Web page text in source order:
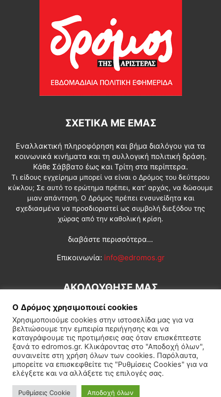
ΣΧΕΤΙΚΆ ΜΕ ΕΜΆΣ
Εναλλακτική πληροφόρηση και βήμα διαλόγου για τα
κοινωνικά κινήματα και τη συλλογική πολιτική δράση.
Κάθε Σάββατο έως και Τρίτη στα περίπτερα.
Τι είδους εγχείρημα μπορεί να είναι ο Δρόμος του δεύτερου
κύκλου; Σε αυτό το ερώτημα πρέπει, κατ’ αρχάς, να δώσουμε
μιαν απάντηση. Ο Δρόμος πρέπει ενσυνείδητα και
σχεδιασμένα να προσδιοριστεί ως συμβολή διεξόδου της
χώρας από την καθολική κρίση.
διαβάστε περισσότερα...
Επικοινωνία: info@edromos.gr
ΑΚΟΛΟΥΘΗΣΕ ΜΑΣ
Εγγραφή συνδρομητή Πολιτική Διεθνή Κοινωνία
Πολιτισμός Αφιερώματα
Ο Δρόμος χρησιμοποιεί cookies
Χρησιμοποιούμε cookies στην ιστοσελίδα μας για να
βελτιώσουμε την εμπειρία περιήγησης και να
καταγράφουμε τις προτιμήσεις σας όταν επισκέπτεστε
ξανά το edromos.gr. Κλικάροντας στο "Αποδοχή όλων",
συναινείτε στη χρήση όλων των cookies. Παρόλαυτα,
μπορείτε να επισκεφθείτε τις "Ρυθμίσεις Cookies" για να
ελέγξετε και να αλλάξετε τις επιλογές σας.
Ρυθμίσεις Cookie Αποδοχή όλων